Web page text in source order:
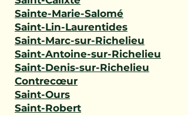
Sainte-Marie-Salomé
Saint-Lin-Laurentides
Saint-Marc-sur-Richelieu
Saint-Antoine-sur-Richelieu
Saint-Denis-sur-Richelieu
Contrecœur
Saint-Ours
Saint-Robert